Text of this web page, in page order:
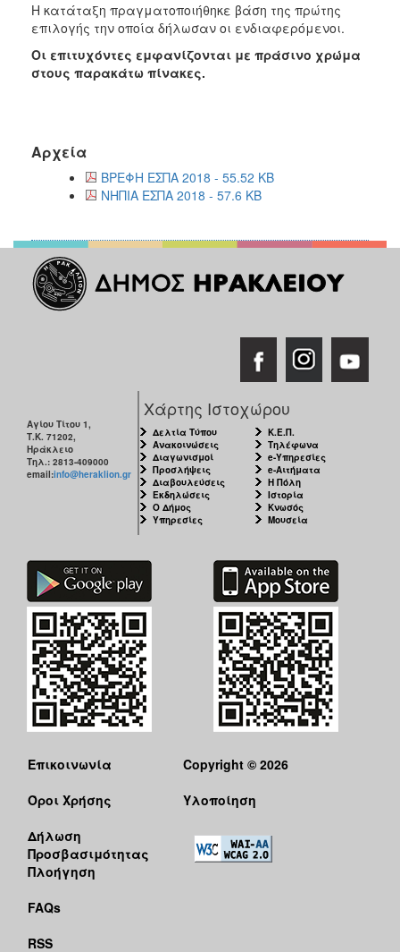
ΤΟΠΟΣ
ΑΝΘΕΚΤΙΚΗ
Η κατάταξη πραγματοποιήθηκε βάση της πρώτης
επιλογής την οποία δήλωσαν οι ενδιαφερόμενοι.
Οι επιτυχόντες εμφανίζονται με πράσινο χρώμα
στους παρακάτω πίνακες.
Αρχεία
ΒΡΕΦΗ ΕΣΠΑ 2018 - 55.52 KB
ΝΗΠΙΑ ΕΣΠΑ 2018 - 57.6 KB
Αγίου Τίτου 1,
Τ.Κ. 71202,
Ηράκλειο
Τηλ.: 2813-409000
email:info@heraklion.gr
Χάρτης Ιστοχώρου
Δελτία Τύπου
Ανακοινώσεις
Διαγωνισμοί
Προσλήψεις
Διαβουλεύσεις
Εκδηλώσεις
Ο Δήμος
Υπηρεσίες
Κ.Ε.Π.
Τηλέφωνα
e-Υπηρεσίες
e-Αιτήματα
Η Πόλη
Ιστορία
Κνωσός
Μουσεία
Επικοινωνία
Όροι Χρήσης
Δήλωση
Προσβασιμότητας
Πλοήγηση
FAQs
RSS
Copyright © 2026
Υλοποίηση